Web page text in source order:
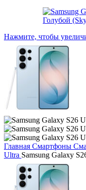
Нажмите, чтобы
Главная Смартфоны
Ultra Samsung Galaxy